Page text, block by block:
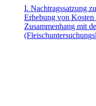
I. Nachtragssatzung
Erhebung von
Zusammenhang mit